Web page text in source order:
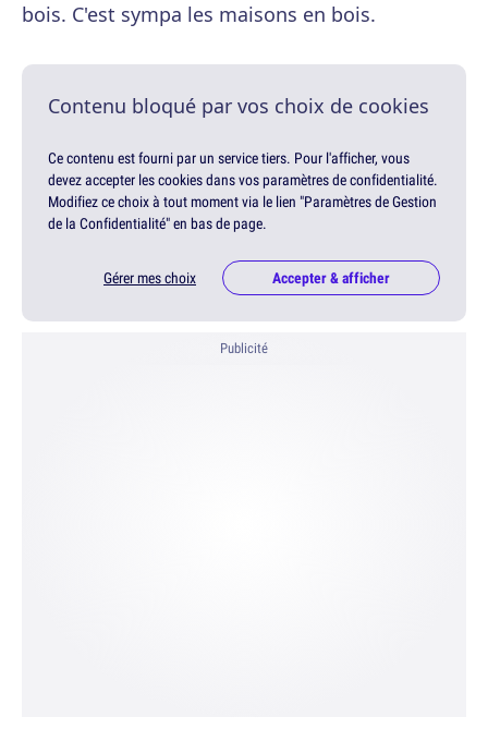
bois. C'est sympa les maisons en bois.
Contenu bloqué par vos choix de cookies
Ce contenu est fourni par un service tiers. Pour l'afficher, vous
devez accepter les cookies dans vos paramètres de confidentialité.
Modifiez ce choix à tout moment via le lien "Paramètres de Gestion
de la Confidentialité" en bas de page.
Gérer mes choix Accepter & afficher
Publicité